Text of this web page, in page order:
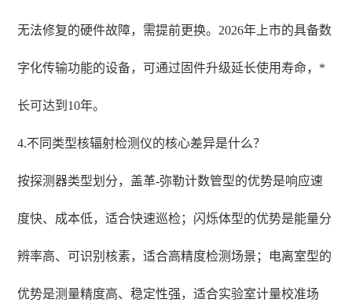
无法修复的硬件故障，需提前更换。2026年上市的具备数
字化传输功能的设备，可通过固件升级延长使用寿命，*
长可达到10年。
4.不同类型核辐射检测仪的核心差异是什么？
按探测器类型划分，盖革-弥勒计数管型的优势是响应速
度快、成本低，适合快速巡检；闪烁体型的优势是能量分
辨率高、可识别核素，适合高精度检测场景；电离室型的
优势是测量精度高、稳定性强，适合实验室计量校准场